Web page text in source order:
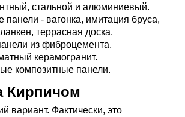
стальной и алюминиевый.
- вагонка, имитация бруса,
террасная доска.
из фиброцемента.
керамогранит.
композитные панели.
Кирпичом
вариант. Фактически, это